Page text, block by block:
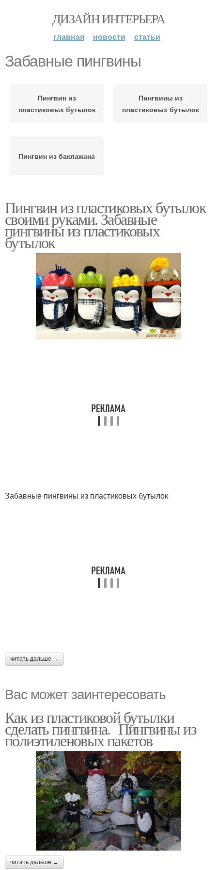
ДИЗАЙН ИНТЕРЬЕРА
главная новости статьи
Забавные пингвины
Пингвин из
пластиковых бутылок
Пингвины из
пластиковых бутылок
Пингвин из баклажана
Пингвин из пластиковых бутылок
своими руками. Забавные
пингвины из пластиковых
бутылок
Забавные пингвины из пластиковых бутылок
читать дальше →
Вас может заинтересовать
Как из пластиковой бутылки
сделать пингвина. Пингвины из
полиэтиленовых пакетов
читать дальше →